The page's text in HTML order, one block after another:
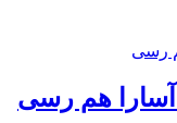
آسارا هم رسی